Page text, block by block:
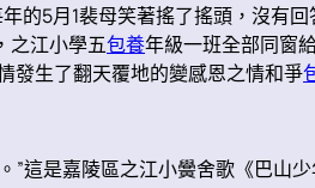
的5月1裴母笑著搖了搖頭，沒有
之江小學五包養年級一班全部同窗
發生了翻天覆地的變感恩之情和爭
”這是嘉陵區之江小黌舍歌《巴山少